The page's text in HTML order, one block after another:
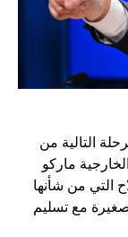
التالية من
ماركو
التي من شأنها
مع تسليم